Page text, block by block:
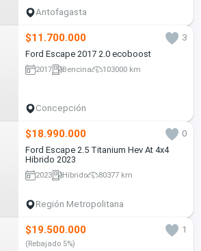
Antofagasta
$11.700.000
3
Ford Escape 2017 2.0 ecoboost
2017 Bencina 103000 km
Concepción
$18.990.000
0
Ford Escape 2.5 Titanium Hev At 4x4
Hibrido 2023
2023 Híbrido 80377 km
Región Metropolitana
$19.500.000 1
(Rebajado 5%)